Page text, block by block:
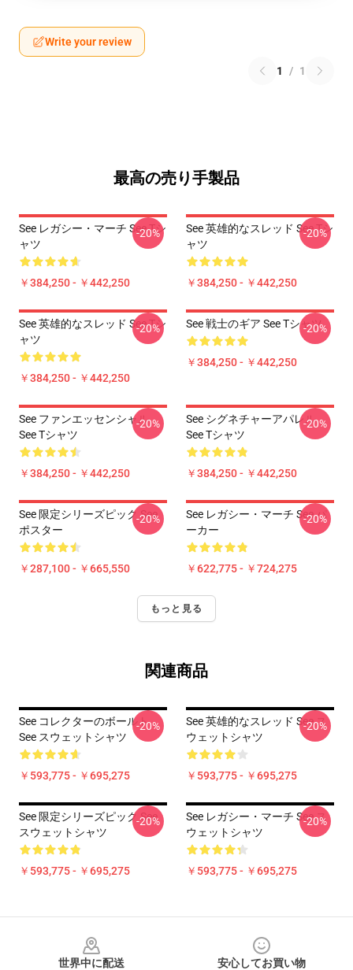
Write your review
1 / 1
最高の売り手製品
See レガシー・マーチ See Tシ
ャツ
￥384,250 - ￥442,250
-20%
See 英雄的なスレッド See Tシ
ャツ
￥384,250 - ￥442,250
-20%
See 英雄的なスレッド See Tシ
ャツ
￥384,250 - ￥442,250
-20% See 戦士のギア See Tシャツ
￥384,250 - ￥442,250
-20%
See ファンエッセンシャル
See Tシャツ
￥384,250 - ￥442,250
-20%
See シグネチャーアパレル
See Tシャツ
￥384,250 - ￥442,250
-20%
See 限定シリーズピック See
ポスター
￥287,100 - ￥665,550
-20%
See レガシー・マーチ See パ
ーカー
￥622,775 - ￥724,275
-20%
もっと見る
関連商品
See コレクターのボールト
See スウェットシャツ
￥593,775 - ￥695,275
-20%
See 英雄的なスレッド See ス
ウェットシャツ
￥593,775 - ￥695,275
-20%
See 限定シリーズピック See
スウェットシャツ
￥593,775 - ￥695,275
-20%
See レガシー・マーチ See ス
ウェットシャツ
￥593,775 - ￥695,275
-20%
世界中に配送
安心してお買い物